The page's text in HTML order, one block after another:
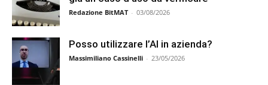
Redazione BitMAT - 03/08/2026
Posso utilizzare l’AI in azienda?
Massimiliano Cassinelli - 23/05/2026